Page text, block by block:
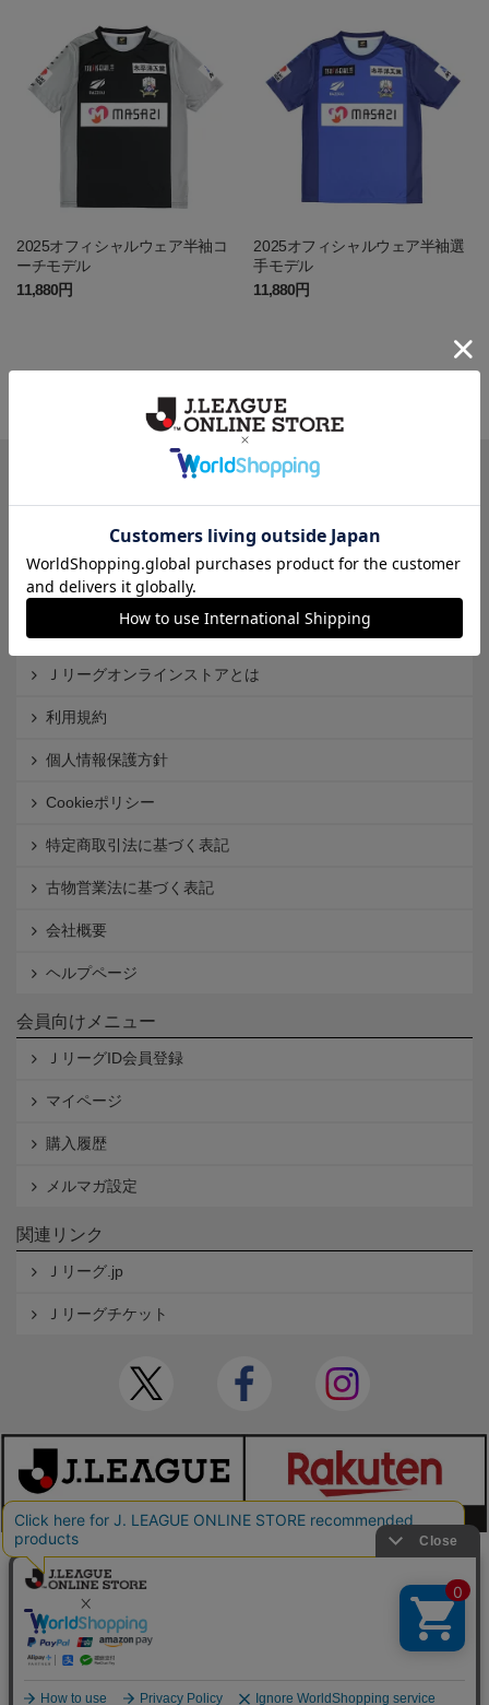
2025オフィシャルウェア半袖コ
ーチモデル
11,880円
2025オフィシャルウェア半袖選
手モデル
11,880円
カテゴリから探す
クラブから探す
Ｊ1
インフォメーション
Ｊリーグオンラインストアとは
利用規約
個人情報保護方針
Cookieポリシー
特定商取引法に基づく表記
古物営業法に基づく表記
会社概要
ヘルプページ
会員向けメニュー
ＪリーグID会員登録
マイページ
購入履歴
メルマガ設定
関連リンク
Ｊリーグ.jp
Ｊリーグチケット
本サイトで使用している文章・画像等の無断での複製・転載を禁止します。
© JAPAN PROFESSIONAL FOOTBALL LEAGUE Rakuten Group, Inc. ALL RIGHTS RE